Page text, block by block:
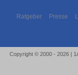
Ratgeber Presse
Copyright © 2000 - 2026 |